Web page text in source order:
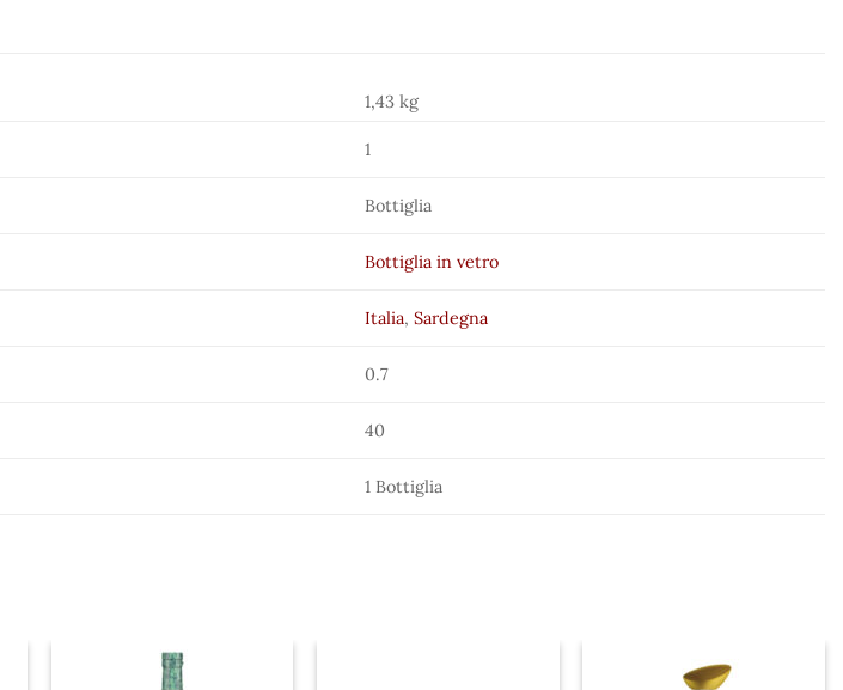
1,43 kg
1
Bottiglia
Bottiglia in vetro
Italia,Sardegna
0.7
40
1 Bottiglia